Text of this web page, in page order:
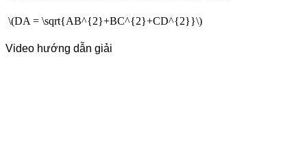
\(DA = \sqrt{AB^{2}+BC^{2}+CD^{2}}\)
Video hướng dẫn giải